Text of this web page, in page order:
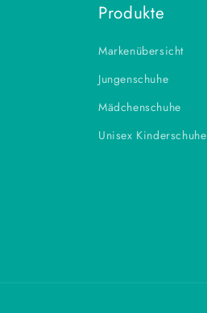
Produkte
Markenübersicht
Jungenschuhe
Mädchenschuhe
Unisex Kinderschuhe